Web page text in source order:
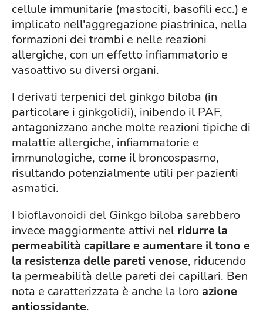
cellule immunitarie (mastociti, basofili ecc.) e
implicato nell'aggregazione piastrinica, nella
formazioni dei trombi e nelle reazioni
allergiche, con un effetto infiammatorio e
vasoattivo su diversi organi.
I derivati terpenici del ginkgo biloba (in
particolare i ginkgolidi), inibendo il PAF,
antagonizzano anche molte reazioni tipiche di
malattie allergiche, infiammatorie e
immunologiche, come il broncospasmo,
risultando potenzialmente utili per pazienti
asmatici.
I bioflavonoidi del Ginkgo biloba sarebbero
invece maggiormente attivi nel ridurre la
permeabilità capillare e aumentare il tono e
la resistenza delle pareti venose, riducendo
la permeabilità delle pareti dei capillari. Ben
nota e caratterizzata è anche la loro azione
antiossidante.